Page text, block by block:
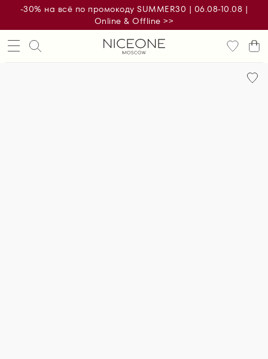
-30% на всё по промокоду SUMMER30 | 06.08-10.08 |
Online & Offline >>